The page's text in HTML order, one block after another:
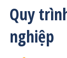
Quy
nghiệp